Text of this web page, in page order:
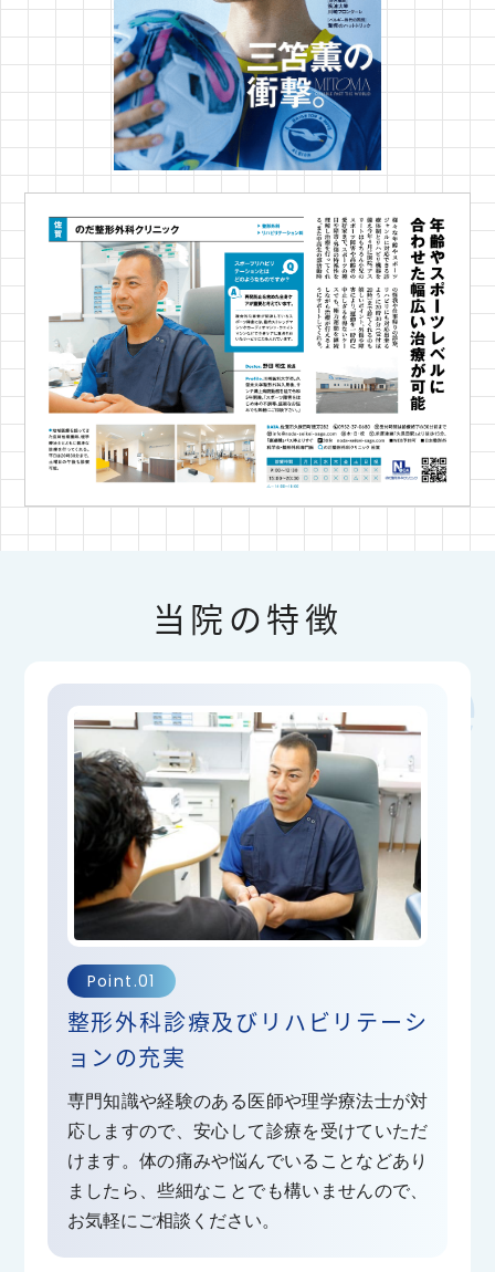
言ってたはずなのに。最近は春と秋が感じられずい
きなり夏が来て冬になるといわれることが多いよう
ですがそうであるのなら尚更この貴重な時期を楽し
んでいきたいですね。
さて当院から患者様へのお知らせです。
4月4日土曜日院長先生出張のため午
前の診察開始時間（開院時間）が通常
の9時より 10時30分に変更となります。患
者様にはご不便おかけいたしますがよろしくご理解
お願いいたします。
2026.03.05
日中だいぶ暖かくなってきましね。ただ朝と日中の
で調整が必要な時期でもありますね。ただ一雨ごと
に春が近づいている気がします。
さて当院のリハビリテーション科ですがしばらく3名
体制での予約施術をおこなってまいりましたが、3月
より1名増員し4名体制で施術を行うこととなりまし
た。希望が多い朝早い時間や夜6時以降の枠も予約が
すこしとりやすくなるかと思います。患者様の運動
器の健康をお守りするために少しでもお役に立てる
よう当院も精一杯工夫していかねばと思っておりま
す！今度入職してくだる理学療法士も皆様とお会い
できることを楽しみしておりますので何卒よろしく
お願いいたします。
いよいよ来月で当院も4年目 皆様とこの地域でとも
に成長していくクリニックであるため一日一日診察
頑張ってまりります！
当院の特徴
Point.01
整形外科診療及びリハビリテーシ
ョンの充実
専門知識や経験のある医師や理学療法士が対
応しますので、安心して診療を受けていただ
けます。体の痛みや悩んでいることなどあり
ましたら、些細なことでも構いませんので、
お気軽にご相談ください。